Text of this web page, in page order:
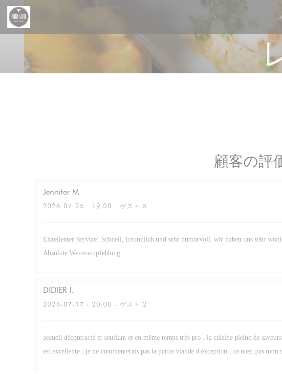
クッキー利用の管理について
顧客の評
Jennifer M
2026-07-25 - 19:00 - ゲスト 5
Exzellenter Service! Schnell, freundlich und sehr humorvoll, wir haben uns sehr
Absolute Weiterempfehlung.
DIDIER I
2026-07-17 - 20:00 - ゲスト 2
accueil décontracté et souriant et en même temps très pro . la cuisine pleine de
est excellente . je ne commenterais pas la partie viande d'exception , ce n'est pas